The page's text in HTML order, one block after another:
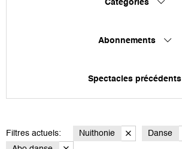
Catégories
Abonnements
Spectacles précédents
Filtres actuels: Nuithonie
Danse